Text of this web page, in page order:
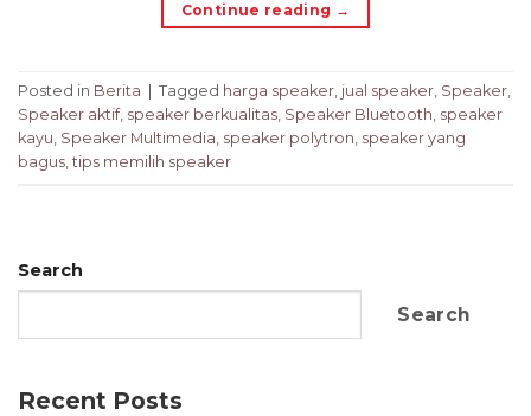
Continue reading →
Posted in Berita Tagged harga speaker, jual speaker, Speaker,
Speaker aktif, speaker berkualitas, Speaker Bluetooth, speaker
kayu, Speaker Multimedia, speaker polytron, speaker yang
bagus, tips memilih speaker
Search
Search
Recent Posts